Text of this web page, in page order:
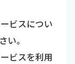
ビスについ
い。
ビスを利用